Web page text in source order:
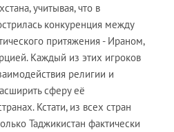
учитывая, что в
конкуренция между
притяжения - Ираном,
Каждый из этих игроков
религии и
сферу её
Кстати, из всех стран
Таджикистан фактически